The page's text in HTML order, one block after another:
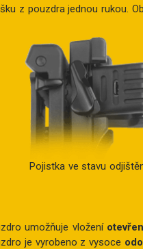
z pouzdra jednou rukou.
Pojistka ve stavu
umožňuje vložení
je vyrobeno z vysoce